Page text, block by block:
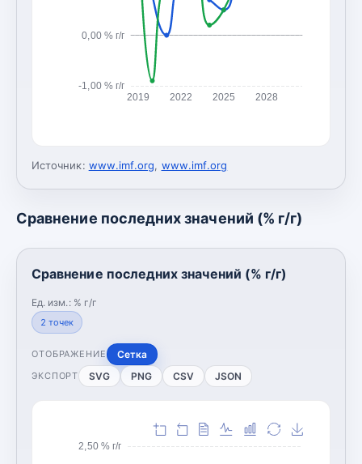
-1,00 % г/г
0,00 % г/г
2019 2022 2025 2028
Источник: www.imf.org, www.imf.org
Сравнение последних значений (% г/г)
Сравнение последних значений (% г/г)
Ед. изм.: % г/г
2 точек
ОТОБРАЖЕНИЕ Сетка
ЭКСПОРТ SVG PNG CSV JSON
2,50 % г/г